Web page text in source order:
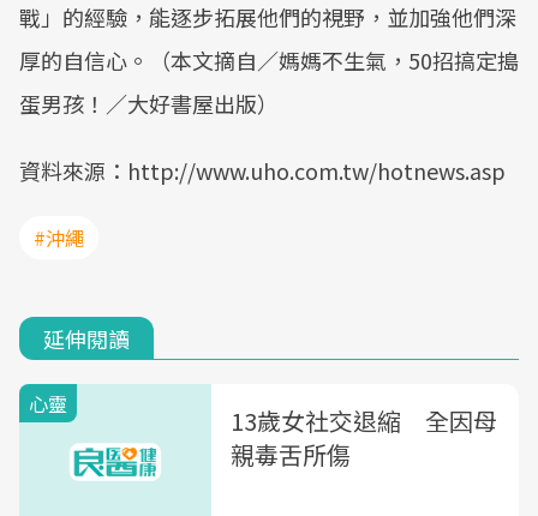
戰」的經驗，能逐步拓展他們的視野，並加強他們深
厚的自信心。（本文摘自／媽媽不生氣，50招搞定搗
蛋男孩！／大好書屋出版）
資料來源：http://www.uho.com.tw/hotnews.asp
#沖繩
延伸閱讀
心靈
13歲女社交退縮 全因母
親毒舌所傷